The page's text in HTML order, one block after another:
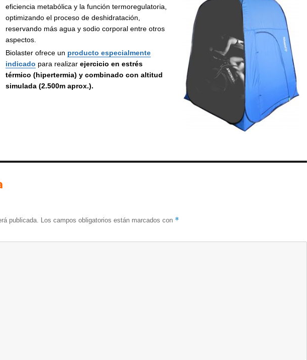
eficiencia metabólica y la función termoregulatoria,
optimizando el proceso de deshidratación,
reservando más agua y sodio corporal entre otros
aspectos.
Biolaster ofrece un producto especialmente
indicado para realizar ejercicio en estrés
térmico (hipertermia) y combinado con altitud
simulada (2.500m aprox.).
publicada. Los campos obligatorios están marcados con *